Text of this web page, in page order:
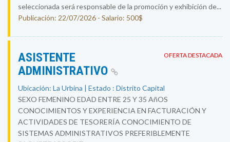
seleccionada será responsable de la promoción y exhibición de...
Publicación: 22/07/2026 - Salario: 500$
OFERTA DESTACADA
ASISTENTE
ADMINISTRATIVO
Ubicación: La Urbina | Estado : Distrito Capital
SEXO FEMENINO EDAD ENTRE 25 Y 35 AñOS
CONOCIMIENTOS Y EXPERIENCIA EN FACTURACIÓN Y
ACTIVIDADES DE TESORERÍA CONOCIMIENTO DE
SISTEMAS ADMINISTRATIVOS PREFERIBLEMENTE